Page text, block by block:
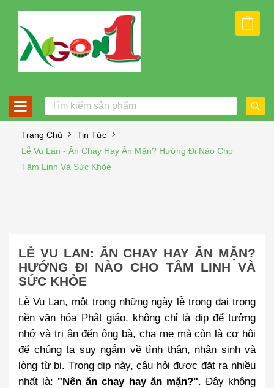
Trang Chủ
Tin Tức
Lễ Vu Lan - Ăn Chay Hay Ăn Mặn? Hướng Đi Nào Cho
Tâm Linh Và Sức Khỏe
LỄ VU LAN: ĂN CHAY HAY ĂN MẶN?
HƯỚNG ĐI NÀO CHO TÂM LINH VÀ
SỨC KHỎE
Lễ Vu Lan, một trong những ngày lễ trọng đại trong
nền văn hóa Phật giáo, không chỉ là dịp để tưởng
nhớ và tri ân đến ông bà, cha mẹ mà còn là cơ hội
để chúng ta suy ngẫm về tình thân, nhân sinh và
lòng từ bi. Trong dịp này, câu hỏi được đặt ra nhiều
nhất là: "Nên ăn chay hay ăn mặn?". Đây không